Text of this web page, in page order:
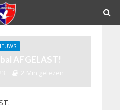
AFGELAST!
2 Min gelezen